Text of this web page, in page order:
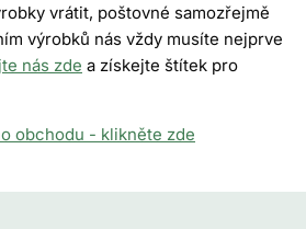
vrátit, poštovné samozřejmě
výrobků nás vždy musíte nejprve
nás zde a získejte štítek pro
obchodu - klikněte zde